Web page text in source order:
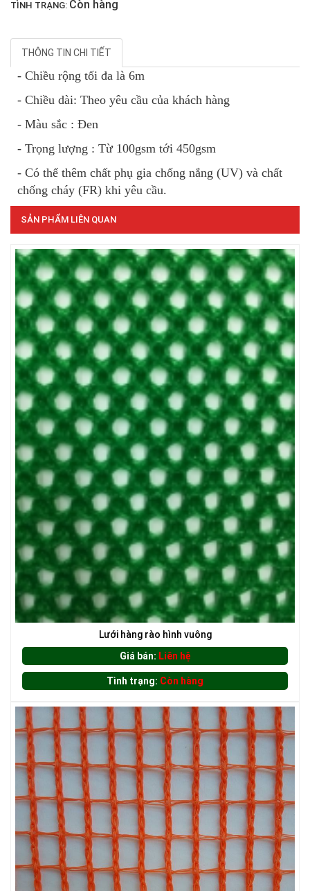
LƯỚI CHẮN GIÓ
LƯỚI CHẮN CÔN TRÙNG
LƯỚI CHẮN CÔN TRÙNG
LƯỚI CHE NẮNG
TÌNH TRẠNG: Còn hàng
THÔNG TIN CHI TIẾT
- Chiều rộng tối đa là 6m
- Chiều dài: Theo yêu cầu của khách hàng
- Màu sắc : Đen
- Trọng lượng : Từ 100gsm tới 450gsm
- Có thể thêm chất phụ gia chống nắng (UV) và chất
chống cháy (FR) khi yêu cầu.
SẢN PHẨM LIÊN QUAN
Lưới hàng rào hình vuông
Giá bán: Liên hệ
Tình trạng: Còn hàng